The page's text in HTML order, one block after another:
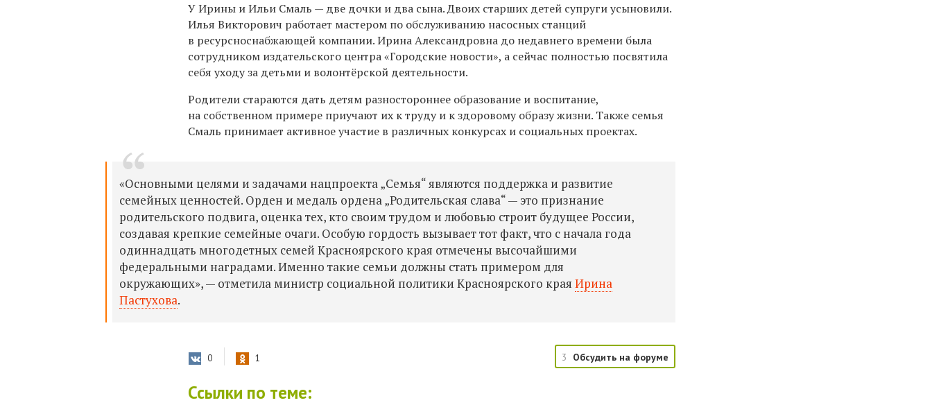
У Ирины и Ильи Смаль — две дочки и два сына. Двоих старших детей супруги усыновили.
Илья Викторович работает мастером по обслуживанию насосных станций
в ресурсноснабжающей компании. Ирина Александровна до недавнего времени была
сотрудником издательского центра «Городские новости», а сейчас полностью посвятила
себя уходу за детьми и волонтёрской деятельности.
Родители стараются дать детям разностороннее образование и воспитание,
на собственном примере приучают их к труду и к здоровому образу жизни. Также семья
Смаль принимает активное участие в различных конкурсах и социальных проектах.
«Основными целями и задачами нацпроекта „Семья“ являются поддержка и развитие
семейных ценностей. Орден и медаль ордена „Родительская слава“ — это признание
родительского подвига, оценка тех, кто своим трудом и любовью строит будущее России,
создавая крепкие семейные очаги. Особую гордость вызывает тот факт, что с начала года
одиннадцать многодетных семей Красноярского края отмечены высочайшими
федеральными наградами. Именно такие семьи должны стать примером для
окружающих», — отметила министр социальной политики Красноярского краяИрина
Пастухова.
0 1 3 Обсудить на форуме
Ссылки по теме: